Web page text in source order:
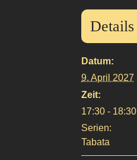
Details
Datum:
9. April 2027
Zeit:
17:30 - 18:30
Serien:
Tabata